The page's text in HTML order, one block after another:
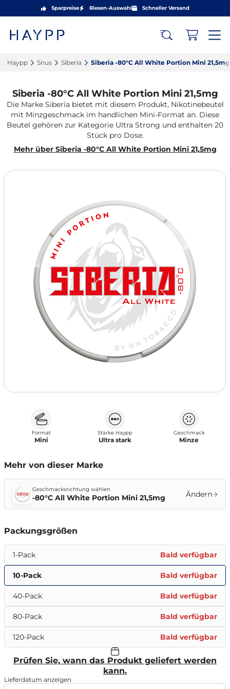
Sparpreise Riesen-Auswahl Schneller Versand
Haypp‎ Snus‎ Siberia‎ Siberia -80°C All White Portion Mini 21,5mg‎
Siberia -80°C All White Portion Mini 21,5mg
Die Marke Siberia bietet mit diesem Produkt, Nikotinebeutel
mit Minzgeschmack im handlichen Mini-Format an. Diese
Beutel gehören zur Kategorie Ultra Strong und enthalten 20
Stück pro Dose.
Mehr über Siberia -80°C All White Portion Mini 21,5mg
Format
Mini
Stärke Haypp
Ultra stark
Geschmack
Minze
Mehr von dieser Marke
Geschmacksrichtung wählen
-80°C All White Portion Mini 21,5mg Ändern
Packungsgrößen
1-Pack Bald verfügbar
10-Pack Bald verfügbar
40-Pack Bald verfügbar
80-Pack Bald verfügbar
120-Pack Bald verfügbar
Prüfen Sie, wann das Produkt geliefert werden
kann.
Lieferdatum anzeigen